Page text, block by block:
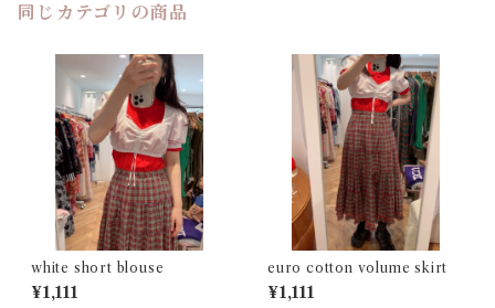
同じカテゴリの商品
white short blouse
¥1,111
euro cotton volume skirt
¥1,111